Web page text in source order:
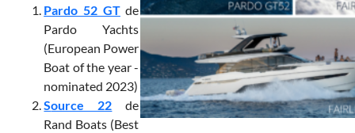
Pardo 52 GTde
Pardo Yachts
(European Power
Boat of the year -
nominated 2023)
Source 22 de
Rand Boats (Best